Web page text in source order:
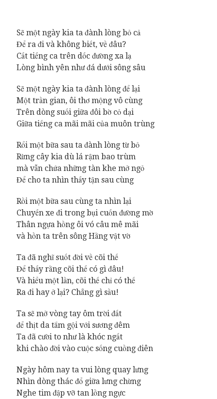
Sẽ một ngày kia ta đành lòng bỏ cả
Để ra đi và không biết, về đâu?
Cất tiếng ca trên dốc đường xa lạ
Lòng bình yên như đá dưới sông sâu
Sẽ một ngày kia ta đành lòng để lại
Một trần gian, ôi thơ mộng vô cùng
Trên dòng suối giữa đôi bờ cỏ dại
Giữa tiếng ca mãi mãi của muôn trùng
Rổi một bữa sau ta đành lòng từ bỏ
Rừng cây kia dù lá rậm bao trùm
mà vẫn chứa những tàn khe mở ngỏ
Để cho ta nhìn thấy tận sau cùng
Rồi một bữa sau cùng ta nhìn lại
Chuyến xe đi trong bụi cuốn đường mờ
Thân ngựa hồng ôi vó câu mê mãi
và hồn ta trên sông Hằng vật vờ
Ta đã nghĩ suốt đời về cõi thế
Để thấy rằng cõi thế có gì đâu!
Và hiểu một lần, cõi thế chỉ có thế
Ra đi hay ở lại? Chẳng gì sầu!
Ta sẽ mở vòng tay ôm trời đất
để thịt da tắm gội với sương đêm
Ta đã cười to như là khóc ngất
khi chào đời vào cuộc sống cuồng điên
Ngày hôm nay ta vui lòng quay lưng
Nhìn dòng thác đổ giữa lưng chừng
Nghe tim đập vỡ tan lồng ngực